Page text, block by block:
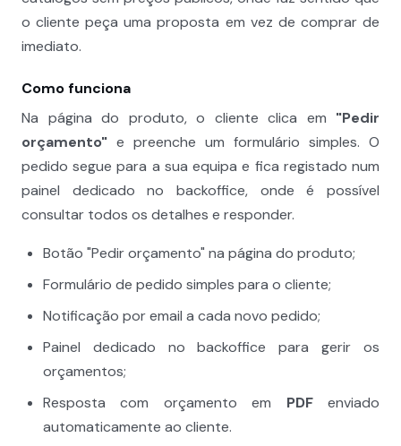
o cliente peça uma proposta em vez de comprar de
imediato.
Como funciona
Na página do produto, o cliente clica em "Pedir
orçamento" e preenche um formulário simples. O
pedido segue para a sua equipa e fica registado num
painel dedicado no backoffice, onde é possível
consultar todos os detalhes e responder.
Botão "Pedir orçamento" na página do produto;
Formulário de pedido simples para o cliente;
Notificação por email a cada novo pedido;
Painel dedicado no backoffice para gerir os
orçamentos;
Resposta com orçamento em PDFenviado
automaticamente ao cliente.